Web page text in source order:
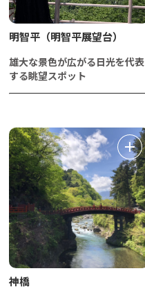
明智平（明智平展望台）
雄大な景色が広がる日光を代表
する眺望スポット
神橋